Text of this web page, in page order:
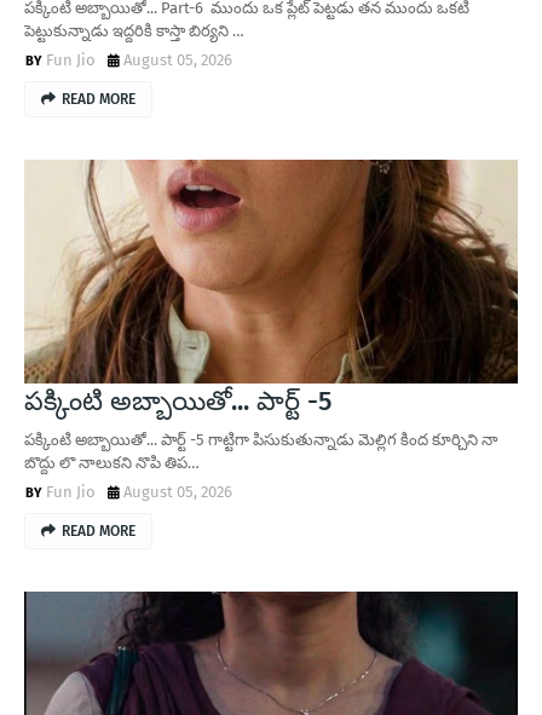
పక్కింటి అబ్బాయితో... Part-6 ముందు ఒక ప్లేట్ పెట్టడు తన ముందు ఒకటి
పెట్టుకున్నాడు ఇద్దరికి కాస్తా బిర్యని …
Fun Jio
August 05, 2026
READ MORE
పక్కింటి అబ్బాయితో... పార్ట్ -5
పక్కింటి అబ్బాయితో... పార్ట్ -5 గాట్టిగా పిసుకుతున్నాడు మెల్లిగ కింద కూర్చిని నా
బొద్దు లొ నాలుకని నొపి తిప…
Fun Jio
August 05, 2026
READ MORE